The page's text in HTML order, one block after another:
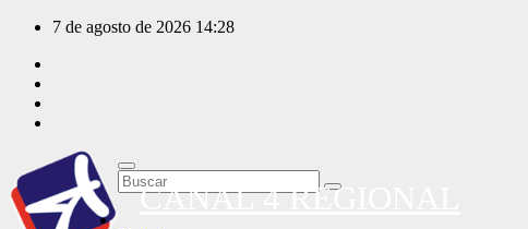
Saltar
contenido
7 de agosto de 2026 14:28
CANAL 4 REGIONAL